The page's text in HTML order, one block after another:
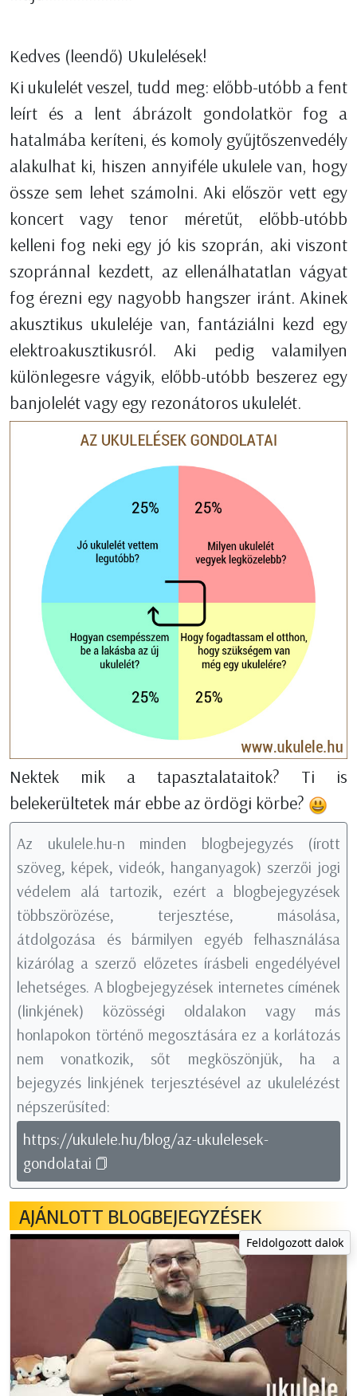
Kedves (leendő) Ukulelések!
Ki ukulelét veszel, tudd meg: előbb-utóbb a fent
leírt és a lent ábrázolt gondolatkör fog a
hatalmába keríteni, és komoly gyűjtőszenvedély
alakulhat ki, hiszen annyiféle ukulele van, hogy
össze sem lehet számolni. Aki először vett egy
koncert vagy tenor méretűt, előbb-utóbb
kelleni fog neki egy jó kis szoprán, aki viszont
szopránnal kezdett, az ellenálhatatlan vágyat
fog érezni egy nagyobb hangszer iránt. Akinek
akusztikus ukuleléje van, fantáziálni kezd egy
elektroakusztikusról. Aki pedig valamilyen
különlegesre vágyik, előbb-utóbb beszerez egy
banjolelét vagy egy rezonátoros ukulelét.
Nektek mik a tapasztalataitok? Ti is
belekerültetek már ebbe az ördögi körbe?
Az ukulele.hu-n minden blogbejegyzés (írott
szöveg, képek, videók, hanganyagok) szerzői jogi
védelem alá tartozik, ezért a blogbejegyzések
többszörözése, terjesztése, másolása,
átdolgozása és bármilyen egyéb felhasználása
kizárólag a szerző előzetes írásbeli engedélyével
lehetséges. A blogbejegyzések internetes címének
(linkjének) közösségi oldalakon vagy más
honlapokon történő megosztására ez a korlátozás
nem vonatkozik, sőt megköszönjük, ha a
bejegyzés linkjének terjesztésével az ukulelézést
népszerűsíted:
https://ukulele.hu/blog/az-ukulelesek-
gondolatai
AJÁNLOTT BLOGBEJEGYZÉSEK
Feldolgozott dalok